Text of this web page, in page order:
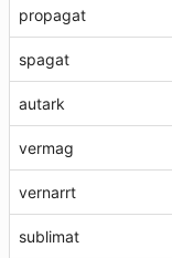
propagat
spagat
autark
vermag
vernarrt
sublimat